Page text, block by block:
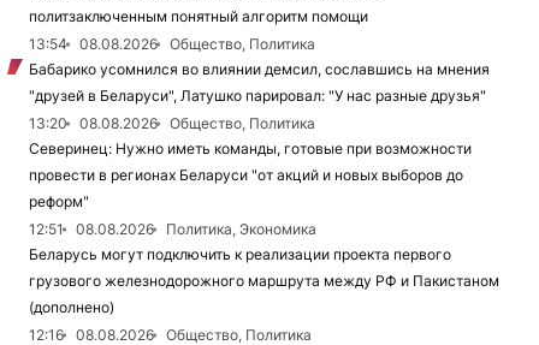
политзаключенным понятный алгоритм помощи
13:54
08.08.2026
Общество, Политика
Бабарико усомнился во влиянии демсил, сославшись на мнения
"друзей в Беларуси", Латушко парировал: "У нас разные друзья"
13:20
08.08.2026
Общество, Политика
Северинец: Нужно иметь команды, готовые при возможности
провести в регионах Беларуси "от акций и новых выборов до
реформ"
12:51
08.08.2026
Политика, Экономика
Беларусь могут подключить к реализации проекта первого
грузового железнодорожного маршрута между РФ и Пакистаном
(дополнено)
12:16
08.08.2026
Общество, Политика